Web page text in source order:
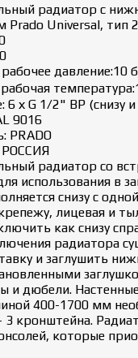
радиатор с
Prado Universal, тип
давление:10
6 х G 1/2" ВР (снизу и
9016
PRADO
РОССИЯ
радиатор со
использования в
снизу с
лицевая и
как снизу
радиатора
и заглушить
и дюбели.
400-1700 мм
кронштейна.
которые